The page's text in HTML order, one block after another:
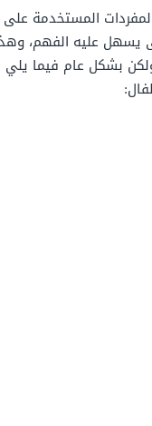
المستخدمة
يسهل عليه الفهم،
بشكل عام فيما